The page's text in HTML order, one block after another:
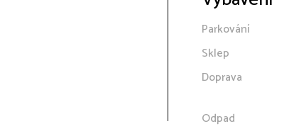
Parkování
Sklep
Doprava
Odpad